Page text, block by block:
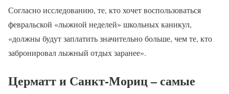
Согласно исследованию, те, кто хочет воспользоваться
февральской «лыжной неделей» школьных каникул,
«должны будут заплатить значительно больше, чем те, кто
забронировал лыжный отдых заранее».
Церматт и Санкт-Мориц – самые